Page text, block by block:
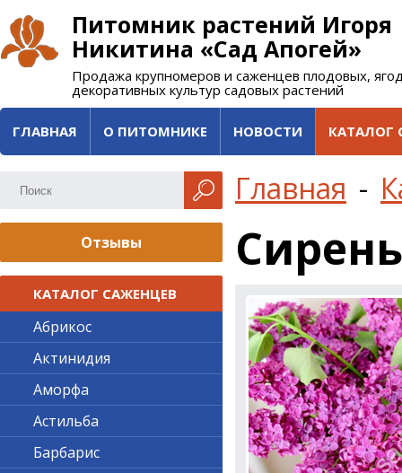
Питомник растений Игоря
Никитина «Сад Апогей»
Продажа крупномеров и саженцев плодовых,
декоративных культур садовых растений
ГЛАВНАЯ О ПИТОМНИКЕ НОВОСТИ КАТАЛОГ
Главная -
Отзывы
КАТАЛОГ САЖЕНЦЕВ
Абрикос
Актинидия
Аморфа
Астильба
Барбарис